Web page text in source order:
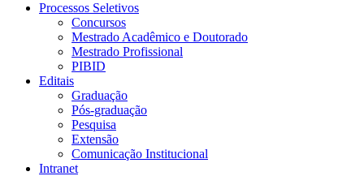
Processos Seletivos
Concursos
Mestrado Acadêmico e Doutorado
Mestrado Profissional
PIBID
Editais
Graduação
Pós-graduação
Pesquisa
Extensão
Comunicação Institucional
Intranet